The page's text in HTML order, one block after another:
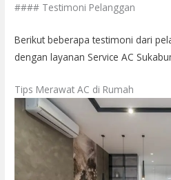
#### Testimoni Pelanggan
Berikut beberapa testimoni dari
dengan layanan Service AC
Tips Merawat AC di Rumah